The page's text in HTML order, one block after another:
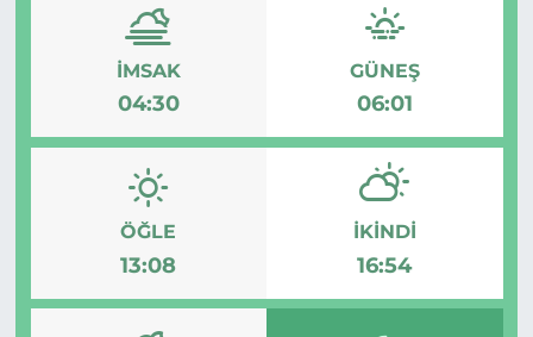
İMSAK
04:30
GÜNEŞ
06:01
ÖĞLE
13:08
İKINDI
16:54